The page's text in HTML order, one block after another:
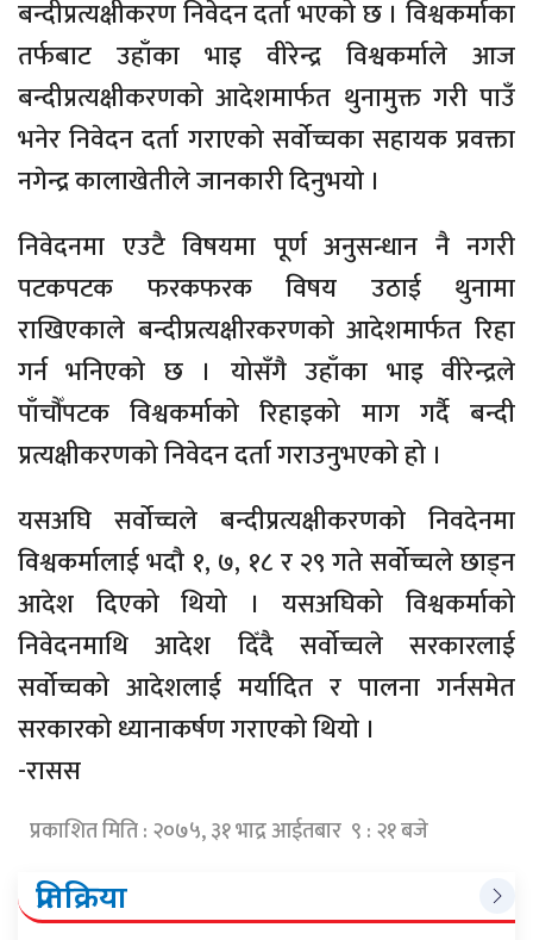
बन्दीप्रत्यक्षीकरण निवेदन दर्ता भएको छ । विश्वकर्माका
तर्फबाट उहाँका भाइ वीरेन्द्र विश्वकर्माले आज
बन्दीप्रत्यक्षीकरणको आदेशमार्फत थुनामुक्त गरी पाउँ
भनेर निवेदन दर्ता गराएको सर्वोच्चका सहायक प्रवक्ता
नगेन्द्र कालाखेतीले जानकारी दिनुभयो ।
निवेदनमा एउटै विषयमा पूर्ण अनुसन्धान नै नगरी
पटकपटक फरकफरक विषय उठाई थुनामा
राखिएकाले बन्दीप्रत्यक्षीरकरणको आदेशमार्फत रिहा
गर्न भनिएको छ । योसँगै उहाँका भाइ वीरेन्द्रले
पाँचौँपटक विश्वकर्माको रिहाइको माग गर्दै बन्दी
प्रत्यक्षीकरणको निवेदन दर्ता गराउनुभएको हो ।
यसअघि सर्वोच्चले बन्दीप्रत्यक्षीकरणको निवदेनमा
विश्वकर्मालाई भदौ १, ७, १८ र २९ गते सर्वोच्चले छाड्न
आदेश दिएको थियो । यसअघिको विश्वकर्माको
निवेदनमाथि आदेश दिँदै सर्वोच्चले सरकारलाई
सर्वोच्चको आदेशलाई मर्यादित र पालना गर्नसमेत
सरकारको ध्यानाकर्षण गराएको थियो ।
-रासस
प्रकाशित मिति : २०७५, ३१ भाद्र आईतबार ९ : २१ बजे
प्रतिक्रिया